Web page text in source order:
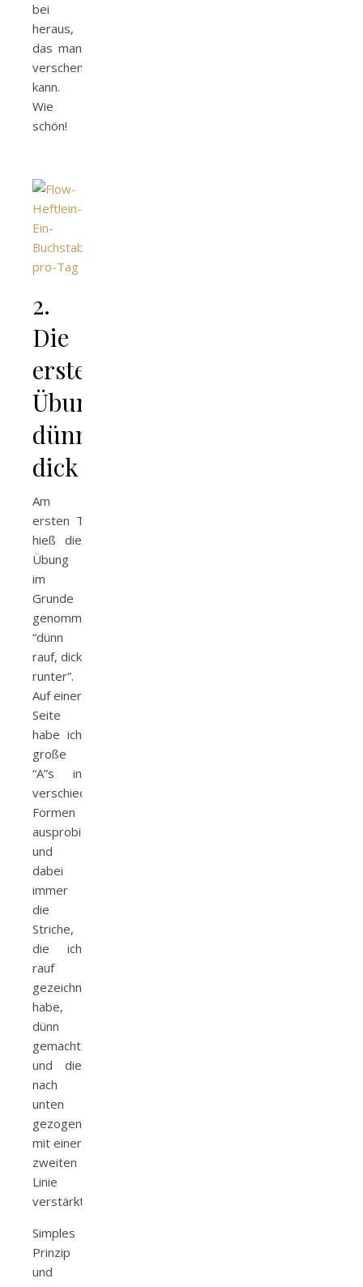
bei
heraus,
das man
verschenken
kann.
Wie
schön!
2.
Die
ersten
Übungen:
dünn rauf,
dick runter
Am
ersten Tag
hieß die
Übung
im
Grunde
genommen
“dünn
rauf, dick
runter”.
Auf einer
Seite
habe ich
große
“A”s in
verschiedenen
Formen
ausprobiert
und
dabei
immer
die
Striche,
die ich
rauf
gezeichnet
habe,
dünn
gemacht
und die
nach
unten
gezogenen
mit einer
zweiten
Linie
verstärkt.
Simples
Prinzip
und